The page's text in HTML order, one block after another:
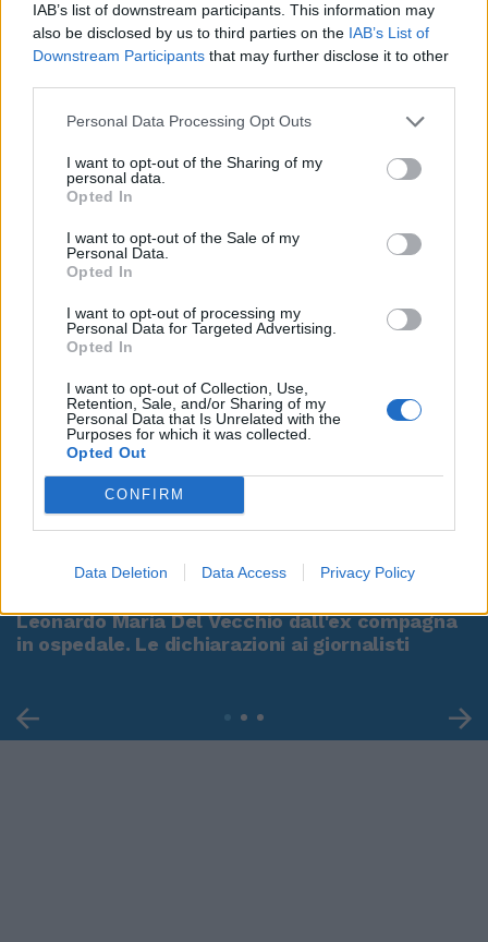
IAB’s list of downstream participants. This information may
also be disclosed by us to third parties on the IAB’s List of
Downstream Participants that may further disclose it to other
Personal Data Processing Opt Outs
I want to opt-out of the Sharing of my
personal data.
Opted In
I want to opt-out of the Sale of my
Personal Data.
Opted In
I want to opt-out of processing my
Personal Data for Targeted Advertising.
Opted In
I want to opt-out of Collection, Use,
Retention, Sale, and/or Sharing of my
Personal Data that Is Unrelated with the
Purposes for which it was collected.
Opted Out
CONFIRM
Data Deletion Data Access Privacy Policy
Leonardo Maria Del Vecchio dall'ex compagna
in ospedale. Le dichiarazioni ai giornalisti